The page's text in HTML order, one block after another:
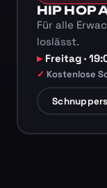
HIP HOP
Für alle
loslässt.
Freitag ·
Kostenlose